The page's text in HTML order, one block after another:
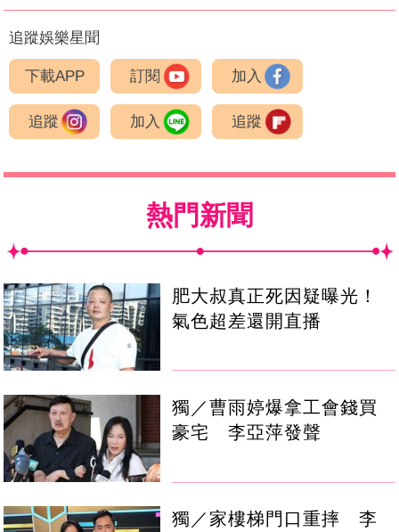
追蹤娛樂星聞
下載APP 訂閱 加入
追蹤 加入 追蹤
熱門新聞
肥大叔真正死因疑曝光！
氣色超差還開直播
獨／曹雨婷爆拿工會錢買
豪宅 李亞萍發聲
獨／家樓梯門口重摔 李